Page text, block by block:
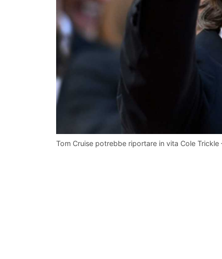
Tom Cruise potrebbe riportare in vita Cole